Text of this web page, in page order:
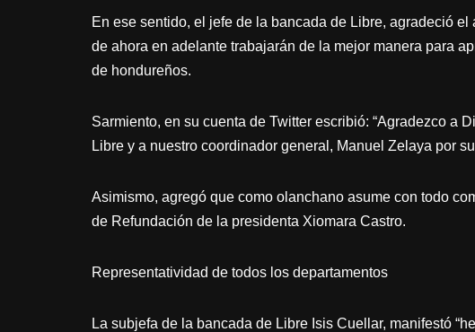
En ese sentido, el jefe de la bancada de Libre, agradeció
de ahora en adelante trabajarán de la mejor manera para
de hondureños.
Sarmiento, en su cuenta de Twitter escribió: “Agradezco a
Libre y a nuestro coordinador general, Manuel Zelaya por
Asimismo, agregó que como olanchano asume con todo
de Refundación de la presidenta Xiomara Castro.
Representatividad de todos los departamentos
La subjefa de la bancada de Libre Isis Cuellar, manifestó